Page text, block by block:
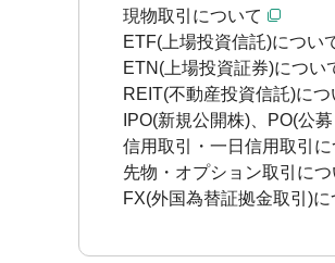
現物取引について
ETF(上場投資信託)につい
ETN(上場投資証券)につい
REIT(不動産投資信託)につ
IPO(新規公開株)、PO(公
信用取引・一日信用取引に
先物・オプション取引につ
FX(外国為替証拠金取引)に